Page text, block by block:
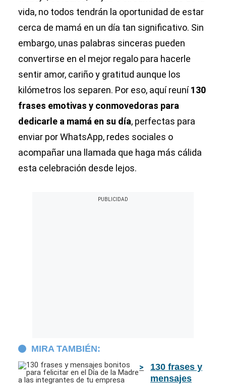
vida, no todos tendrán la oportunidad de estar
cerca de mamá en un día tan significativo. Sin
embargo, unas palabras sinceras pueden
convertirse en el mejor regalo para hacerle
sentir amor, cariño y gratitud aunque los
kilómetros los separen. Por eso, aquí reuní130
frases emotivas y conmovedoras para
dedicarle a mamá en su día, perfectas para
enviar por WhatsApp, redes sociales o
acompañar una llamada que haga más cálida
esta celebración desde lejos.
MIRA TAMBIÉN:
130 frases y
mensajes